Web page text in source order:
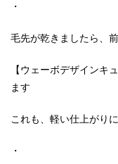
・
毛先が乾きましたら、
【ウェーボデザイン
ます
これも、軽い仕上がり
・